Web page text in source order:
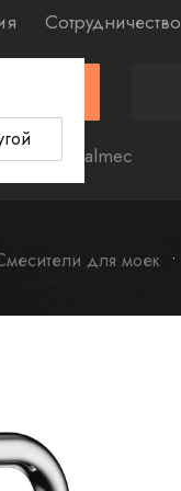
Сотрудничество
Falmec
для моек